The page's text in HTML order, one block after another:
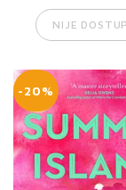
NIJE
-20%